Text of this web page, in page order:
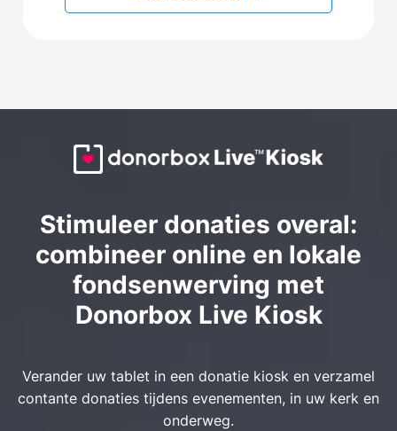
Stimuleer donaties overal:
combineer online en lokale
fondsenwerving met
Donorbox Live Kiosk
Verander uw tablet in een donatie kiosk en verzamel
contante donaties tijdens evenementen, in uw kerk en
onderweg.